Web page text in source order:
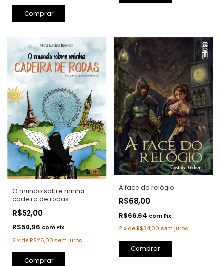
O mundo sobre minha
cadeira de rodas
R$52,00
R$50,96 com Pix
2x deR$26,00 sem juros
Comprar
A face do relógio
R$68,00
R$66,64 com Pix
2 x deR$34,00 sem juros
Comprar